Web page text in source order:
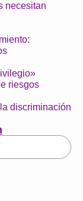
necesitan
riesgos
discriminación